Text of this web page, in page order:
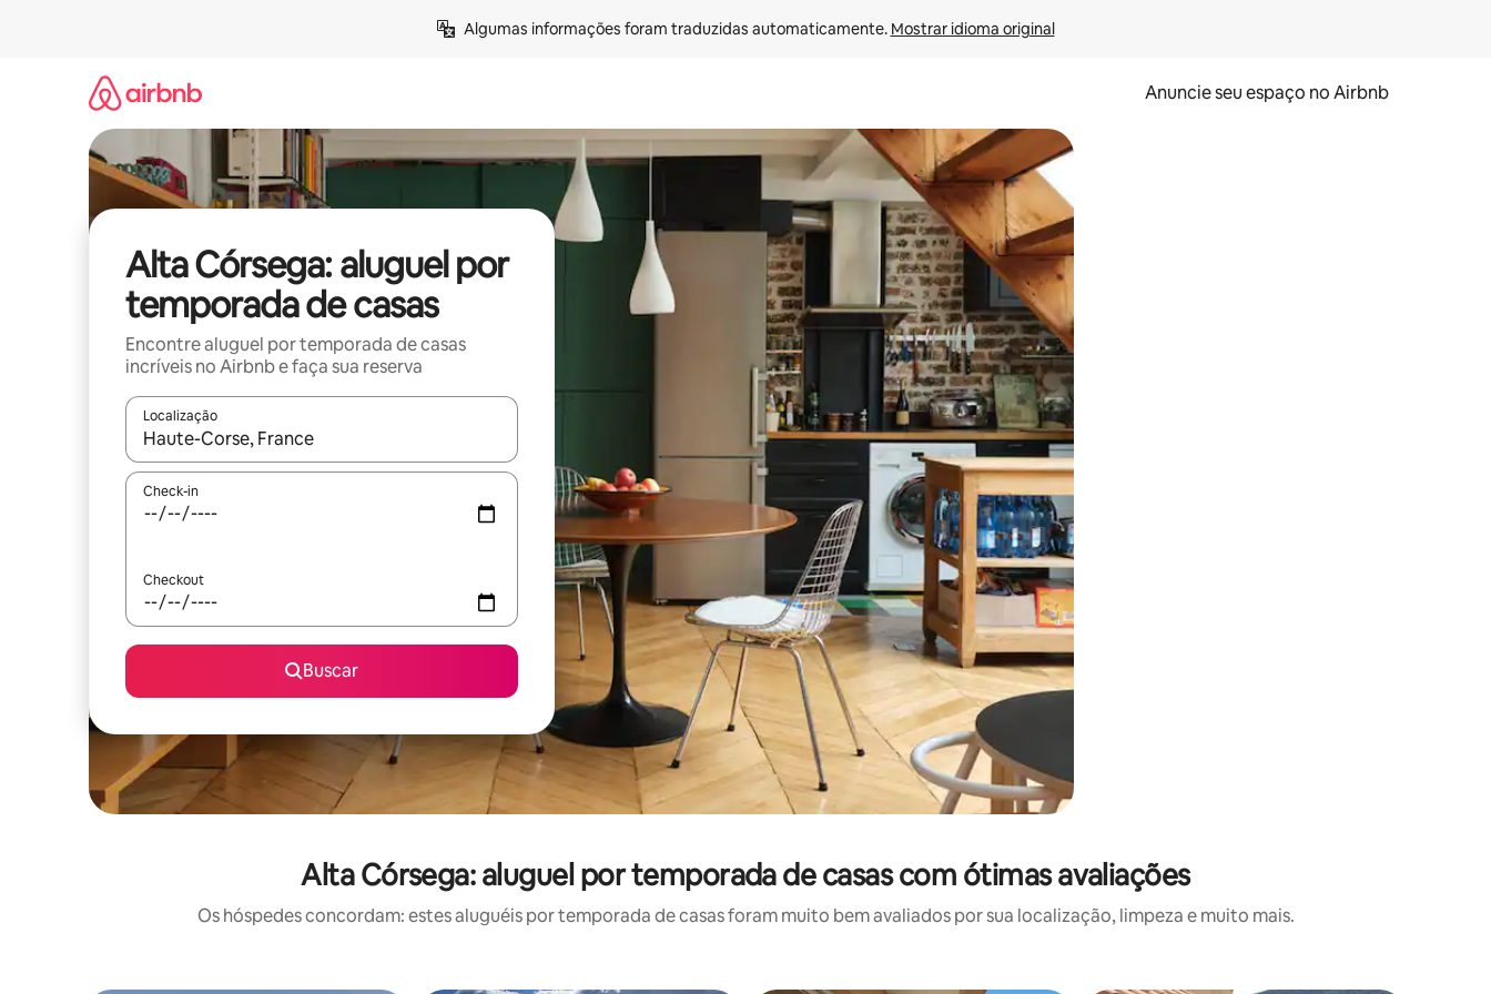
Algumas informações foram traduzidas automaticamente. Mostrar idioma original
Anuncie seu espaço no Airbnb
Alta Córsega: aluguel por
temporada de casas
Encontre aluguel por temporada de casas
incríveis no Airbnb e faça sua reserva
Localização
Quando os resultados estiverem disponíveis, explore-os usando as seta para cima e para baixo do teclado ou tocando e deslizando o dedo na tela.
Check-in
Checkout
Buscar
Alta Córsega: aluguel por temporada de casas com ótimas avaliações
Os hóspedes concordam: estes aluguéis por temporada de casas foram muito bem avaliados por sua localização, limpeza e muito mais.